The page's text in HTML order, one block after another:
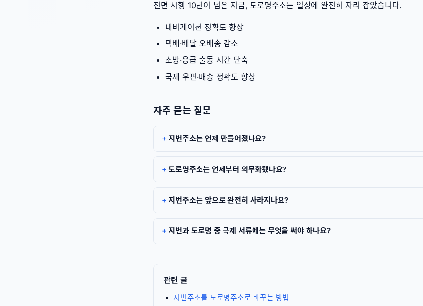
전면 시행 10년이 넘은 지금, 도로명주소는 일상에 완전히 자리 잡았습니다.
내비게이션 정확도 향상
택배·배달 오배송 감소
소방·응급 출동 시간 단축
국제 우편·배송 정확도 향상
자주 묻는 질문
지번주소는 언제 만들어졌나요?
도로명주소는 언제부터 의무화됐나요?
지번주소는 앞으로 완전히 사라지나요?
지번과 도로명 중 국제 서류에는 무엇을 써야 하나요?
관련 글
지번주소를 도로명주소로 바꾸는 방법